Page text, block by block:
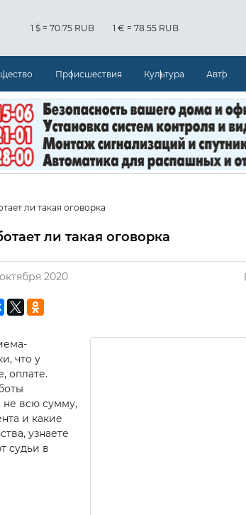
1 $ = 70.75 RUB 1 € = 78.55 RUB
Происшествия Культура Авто
ли такая оговорка
ли такая оговорка
2020
что у
оплате.
не всю сумму,
и какие
узнаете
судьи в